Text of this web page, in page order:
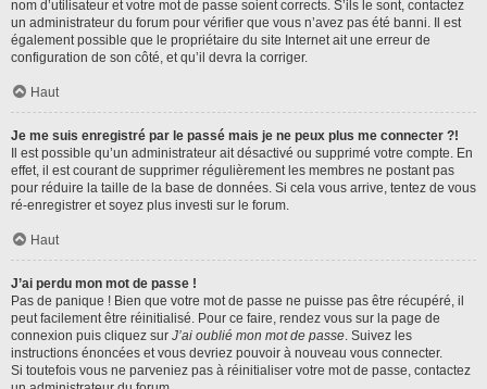
nom d’utilisateur et votre mot de passe soient corrects. S’ils le sont, contactez
un administrateur du forum pour vérifier que vous n’avez pas été banni. Il est
également possible que le propriétaire du site Internet ait une erreur de
configuration de son côté, et qu’il devra la corriger.
Haut
Je me suis enregistré par le passé mais je ne peux plus me connecter ?!
Il est possible qu’un administrateur ait désactivé ou supprimé votre compte. En
effet, il est courant de supprimer régulièrement les membres ne postant pas
pour réduire la taille de la base de données. Si cela vous arrive, tentez de vous
ré-enregistrer et soyez plus investi sur le forum.
Haut
J’ai perdu mon mot de passe !
Pas de panique ! Bien que votre mot de passe ne puisse pas être récupéré, il
peut facilement être réinitialisé. Pour ce faire, rendez vous sur la page de
connexion puis cliquez sur J’ai oublié mon mot de passe. Suivez les
instructions énoncées et vous devriez pouvoir à nouveau vous connecter.
Si toutefois vous ne parveniez pas à réinitialiser votre mot de passe, contactez